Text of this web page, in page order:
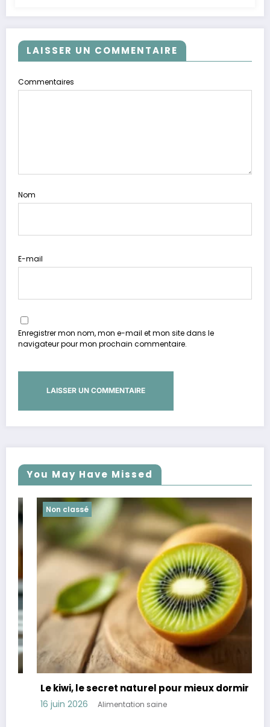
LAISSER UN COMMENTAIRE
Commentaires
Nom
E-mail
Enregistrer mon nom, mon e-mail et mon site dans le
navigateur pour mon prochain commentaire.
You May Have Missed
Non classé
Le kiwi, le secret naturel pour mieux dormir
16 juin 2026 Alimentation saine